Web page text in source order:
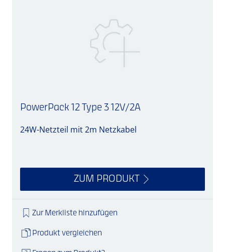
PowerPack 12 Type 3 12V/2A
24W-Netzteil mit 2m Netzkabel
ZUM PRODUKT
Zur Merkliste hinzufügen
Produkt vergleichen